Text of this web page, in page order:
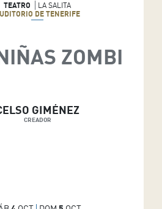
TEATRO
LA SALITA
DE TENERIFE
ZOMBI
GIMÉNEZ
CREADOR